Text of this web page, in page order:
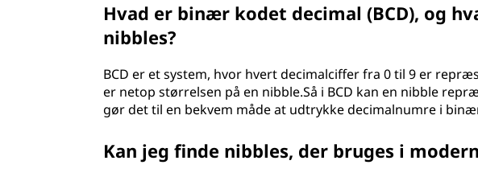
Hvad er binær kodet decimal (BCD), og
nibbles?
BCD er et system, hvor hvert decimalciffer fra 0 til 9 er
er netop størrelsen på en nibble.Så i BCD kan en nibble
gør det til en bekvem måde at udtrykke decimalnumre i
Kan jeg finde nibbles, der bruges i